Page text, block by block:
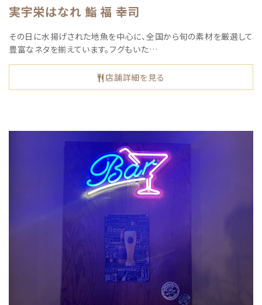
実宇栄はなれ 鮨 福 幸司
その日に水揚げされた地魚を中心に、全国から旬の素材を厳選して
豊富なネタを揃えています。フグもいた…
店舗詳細を見る